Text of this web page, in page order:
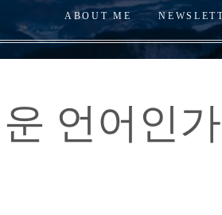
ABOUT ME
언어인